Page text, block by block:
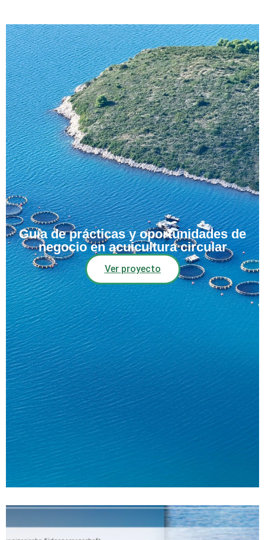
Guía de prácticas y oportunidades de
negocio en acuicultura circular
Ver proyecto